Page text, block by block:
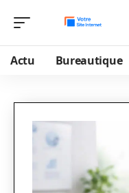
Actu Bureautique